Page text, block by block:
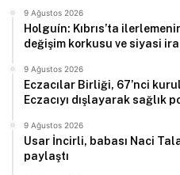
9 Ağustos 2026
Holguín: Kıbrıs’ta
değişim korkusu ve siyasi
9 Ağustos 2026
Eczacılar Birliği, 67’nci
Eczacıyı dışlayarak sağlık
9 Ağustos 2026
Usar İncirli, babası Naci
paylaştı